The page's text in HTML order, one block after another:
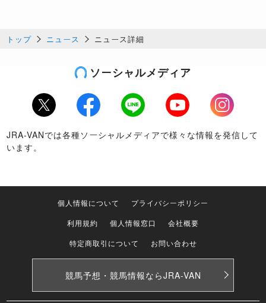
トップ ニュース ニュース詳細
ソーシャルメディア
Twitter Facebook LINE Youtube
Instagram
JRA-VANでは各種ソーシャルメディアで様々な情報を発信して
います。
個人情報について
プライバシーポリシー
利用規約
個人情報窓口
会社概要
特定商取引について
お問い合わせ
競馬予想・競馬情報ならJRA-VAN